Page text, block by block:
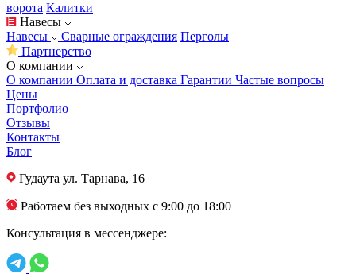
ворота Калитки
Навесы
Навесы
Сварные ограждения Перголы
Партнерство
О компании
О компании Оплата и доставка Гарантии Частые вопросы
Цены
Портфолио
Отзывы
Контакты
Блог
Гудаута ул. Тарнава, 16
Работаем без выходных с 9:00 до 18:00
Консультация в мессенджере: